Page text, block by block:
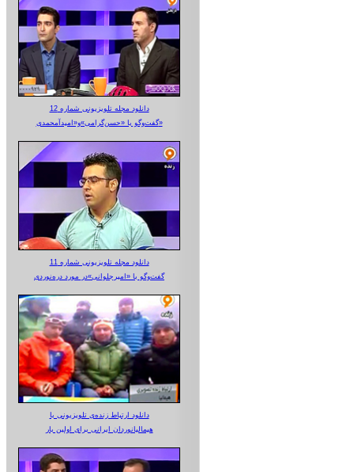
دانلود مجله تلویزیونی شماره 12
گفت‌وگو با «حسن‌گرامی»و«امیدآمحمدی»
دانلود مجله تلویزیونی شماره 11
گفت‌وگو با «امیرجلوانی»در مورد دره‌نوردی
دانلود ارتباط زنده‌ی تلویزیونی‌ با
هیمالیانوردان ایرانی برای اولین بار